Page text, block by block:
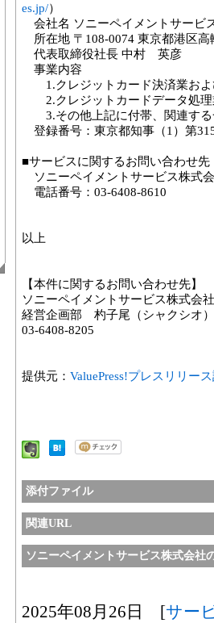
es.jp/）
会社名 ソニーペイメントサービ
所在地 〒108-0074 東京都港区高
代表取締役社長 中村 英彦
事業内容
1.クレジットカード決済業およ
2.クレジットカードデータ処理
3.その他上記に付帯、関連する
登録番号：東京都知事（1）第
■サービスに関するお問い合わせ先
ソニーペイメントサービス株式
電話番号：03-6408-8610
以上
【本件に関するお問い合わせ先】
ソニーペイメントサービス株式会社
経営企画部 杓子尾（シャクシオ）
03-6408-8205
提供元： ValuePress!プレスリリー
添付ファイル
関連URL
ソニーペイメントサービス株式会社
2025年08月26日 [サー